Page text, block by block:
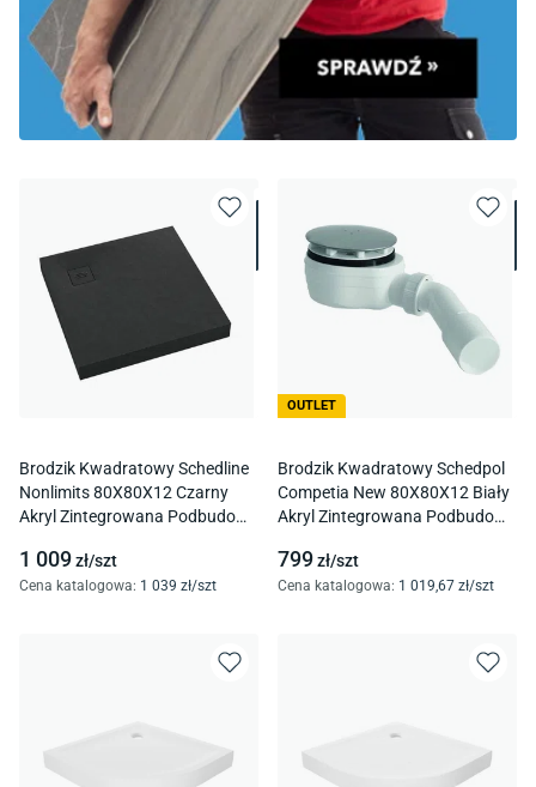
Brodzik Kwadratowy Schedline
Nonlimits 80X80X12 Czarny
Akryl Zintegrowana Podbudowa
8080/C/St-M1/C/St
1 009zł/szt
Cena katalogowa: 1 039 zł/szt
OUTLET
Brodzik Kwadratowy Schedpol
Competia New 80X80X12 Biały
Akryl Zintegrowana Podbudowa
799zł/szt
Cena katalogowa: 1 019 ,67 zł/szt